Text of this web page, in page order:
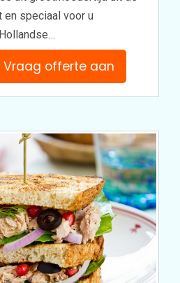
speciaal voor u
Vraag offerte aan